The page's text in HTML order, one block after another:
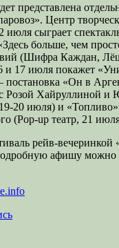
представлена
Центр
сыграет
больше, чем
(Шифра Каждан,
и 17 июля покажет
постановка «Он в
Розой Хайруллиной и
20 июля) и
(Pop-up театр, 21
рейв-вечеринкой
афишу можно